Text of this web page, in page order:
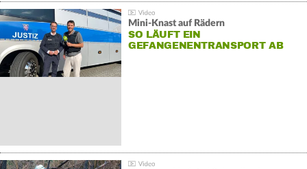
Mini-Knast auf Rädern
SO LÄUFT EIN
GEFANGENENTRANSPORT AB